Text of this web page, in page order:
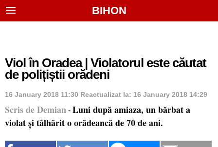
BIHON
Viol în Oradea | Violatorul este căutat
de polițiștii orădeni
16 January 2018 11:30 Reactualizat la: 16 January 2018 14:29
Scris de Demian - Luni după amiaza, un bărbat a
violat și tâlhărit o orădeancă de 70 de ani.